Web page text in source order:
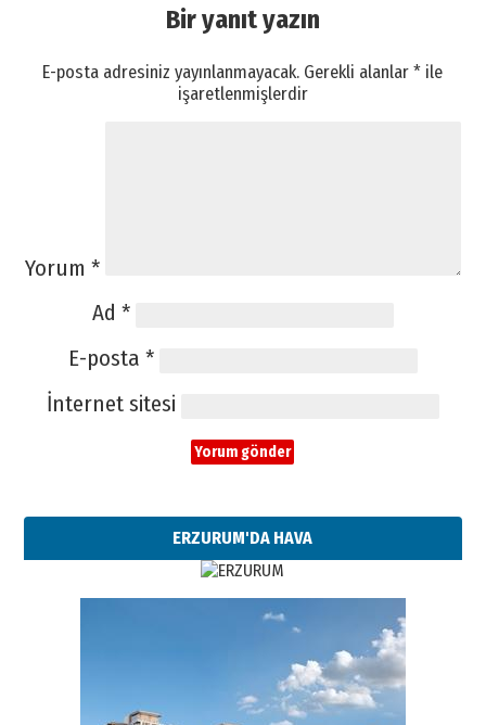
Bir yanıt yazın
E-posta adresiniz yayınlanmayacak. Gerekli alanlar* ile
işaretlenmişlerdir
Yorum *
Ad *
E-posta *
İnternet sitesi
ERZURUM'DA HAVA